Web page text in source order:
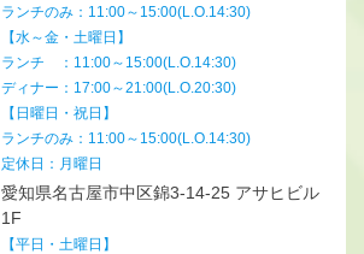
ランチのみ：11:00～15:00(L.O.14:30)
【水～金・土曜日】
ランチ ：11:00～15:00(L.O.14:30)
ディナー：17:00～21:00(L.O.20:30)
【日曜日・祝日】
ランチのみ：11:00～15:00(L.O.14:30)
定休日：月曜日
愛知県名古屋市中区錦3-14-25 アサヒビル
1F
【平日・土曜日】